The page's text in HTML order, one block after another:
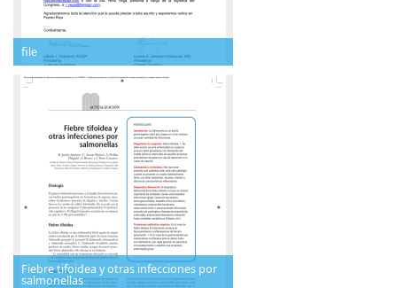
file
Fiebre tifoidea y otras infecciones por
salmonellas